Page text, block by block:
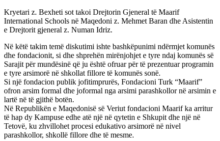
Kryetari z. Bexheti sot takoi Drejtorin Gjeneral të Maarif
International Schools në Maqedoni z. Mehmet Baran dhe Asistentin
e Drejtorit gjeneral z. Numan Idriz.
Në këtë takim temë diskutimi ishte bashkëpunimi ndërmjet komunës
dhe fondacionit, si dhe shprehën mirënjohjet e tyre ndaj komunës së
Sarajit për mundësinë që ju është ofruar për të prezentuar programin
e tyre arsimorë në shkollat fillore të komunës sonë.
Si një fondacion publik jofitimprurës, Fondacioni Turk “Maarif”
ofron arsim formal dhe joformal nga arsimi parashkollor në arsimin e
lartë në të gjithë botën.
Në Republikën e Maqedonisë së Veriut fondacioni Maarif ka arritur
të hap dy Kampuse edhe atë një në qytetin e Shkupit dhe një në
Tetovë, ku zhvillohet procesi edukativo arsimorë në nivel
parashkollor, shkollë fillore dhe të mesme.